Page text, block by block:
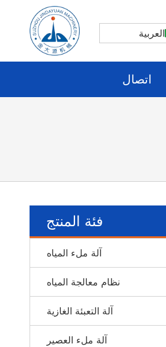
العربية
اتصال
فئة المنتج
آلة ملء المياه
نظام معالجة المياه
آلة التعبئة الغازية
آلة ملء العصير